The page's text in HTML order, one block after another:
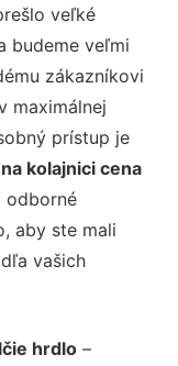
veľké
budeme veľmi
zákazníkovi
maximálnej
prístup je
kolajnici cena
odborné
aby ste mali
vašich
hrdlo –